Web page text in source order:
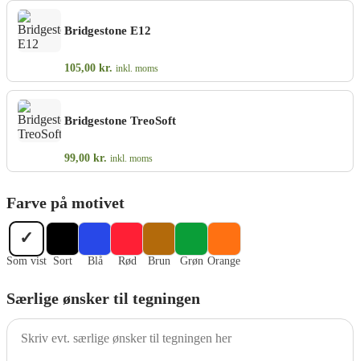
Bridgestone E12
105,00 kr. inkl. moms
Bridgestone TreoSoft
99,00 kr. inkl. moms
Farve på motivet
✓
Som vist Sort Blå Rød Brun Grøn Orange
Særlige ønsker til tegningen